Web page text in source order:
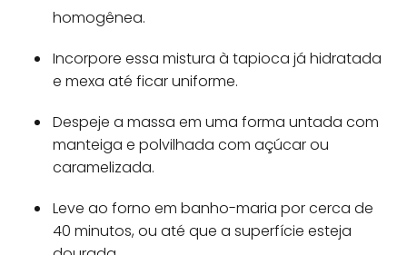
homogênea.
Incorpore essa mistura à tapioca já hidratada
e mexa até ficar uniforme.
Despeje a massa em uma forma untada com
manteiga e polvilhada com açúcar ou
caramelizada.
Leve ao forno em banho-maria por cerca de
40 minutos, ou até que a superfície esteja